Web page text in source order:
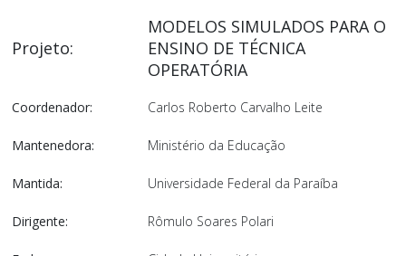
Projeto:
MODELOS SIMULADOS PARA O
ENSINO DE TÉCNICA
OPERATÓRIA
Coordenador: Carlos Roberto Carvalho Leite
Mantenedora: Ministério da Educação
Mantida: Universidade Federal da Paraíba
Dirigente: Rômulo Soares Polari